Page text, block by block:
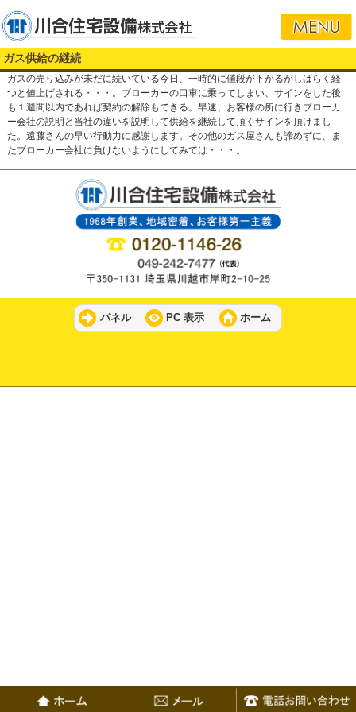
ガス供給の継続
ガスの売り込みが未だに続いている今日、一時的に値段が下がるがしばらく経
つと値上げされる・・・。ブローカーの口車に乗ってしまい、サインをした後
も１週間以内であれば契約の解除もできる。早速、お客様の所に行きブローカ
ー会社の説明と当社の違いを説明して供給を継続して頂くサインを頂けまし
た。遠藤さんの早い行動力に感謝します。その他のガス屋さんも諦めずに、ま
たブローカー会社に負けないようにしてみては・・・。
パネル PC 表示 ホーム